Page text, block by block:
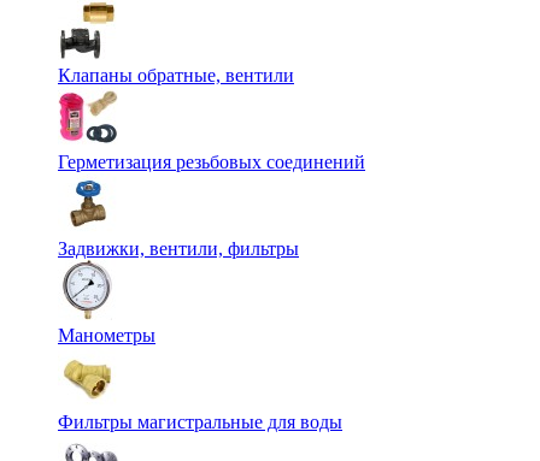
Клапаны обратные, вентили
Герметизация резьбовых соединений
Задвижки, вентили, фильтры
Манометры
Фильтры магистральные для воды